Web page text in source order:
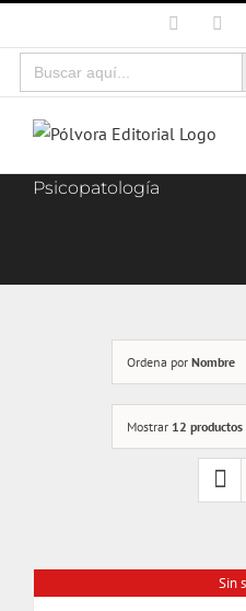
al
contenido
Facebook
Buscar:
Psicopatología
Ordena por Nombre
Mostrar 12 productos
Sin